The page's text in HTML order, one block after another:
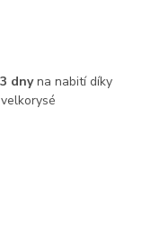
3 dnyna nabití díky